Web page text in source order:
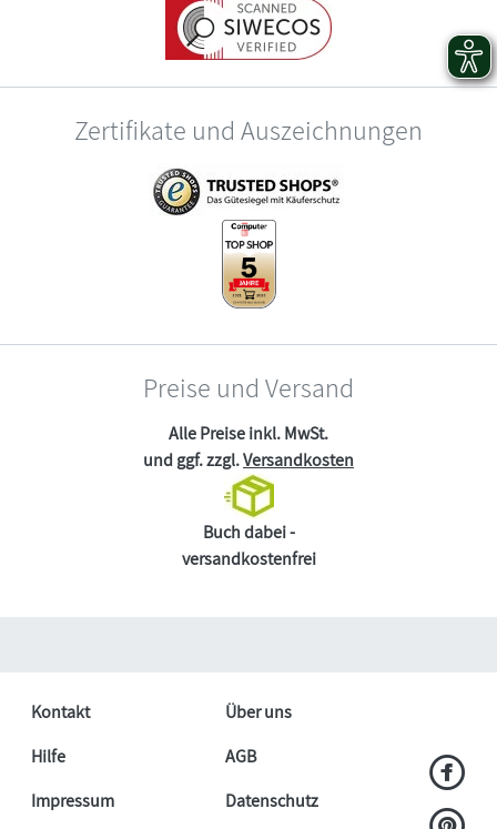
Zertifikate und Auszeichnungen
Preise und Versand
Alle Preise inkl. MwSt.
und ggf. zzgl.Versandkosten
Buch dabei -
versandkostenfrei
Kontakt
Über uns
Hilfe
AGB
Impressum
Datenschutz